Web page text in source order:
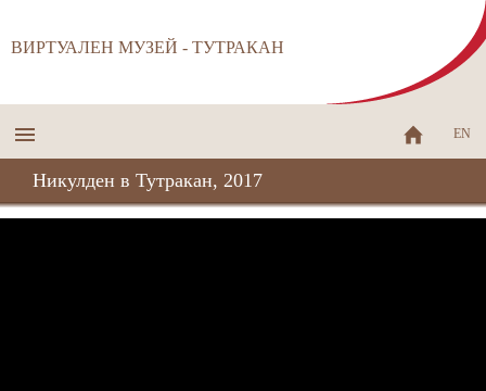
ВИРТУАЛЕН МУЗЕЙ - ТУТРАКАН
EN
Никулден в Тутракан, 2017